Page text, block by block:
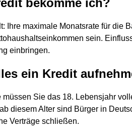
bekomme ich?
Ihre maximale Monatsrate für die
sein.
einbringen.
ein Kredit
Sie das 18. Lebensjahr
diesem Alter sind Bürger in
Verträge schließen.